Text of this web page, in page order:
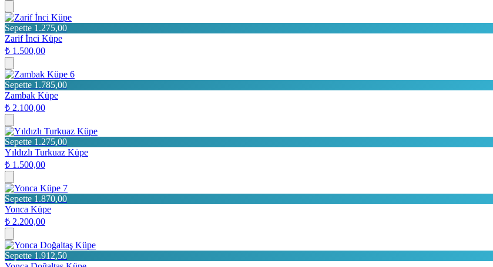
Sepette 1.275,00
Zarif İnci Küpe
₺ 1.500,00
6
Sepette 1.785,00
Zambak Küpe
₺ 2.100,00
Sepette 1.275,00
Yıldızlı Turkuaz Küpe
₺ 1.500,00
7
Sepette 1.870,00
Yonca Küpe
₺ 2.200,00
Sepette 1.912,50